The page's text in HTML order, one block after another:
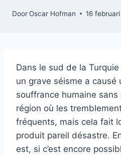
DoorOscar Hofman 16
Dans le sud de la
un grave séisme a causé
souffrance humaine sans
région où les
fréquents, mais cela fait
produit pareil désastre.
est, si c’est encore